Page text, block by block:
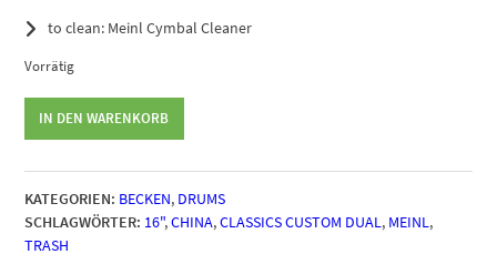
to clean: Meinl Cymbal Cleaner
Vorrätig
Dual
Trash
China
16"
IN DEN WARENKORB
KATEGORIEN: BECKEN, DRUMS
SCHLAGWÖRTER: 16",CHINA,CLASSICS CUSTOM DUAL, MEINL,
TRASH